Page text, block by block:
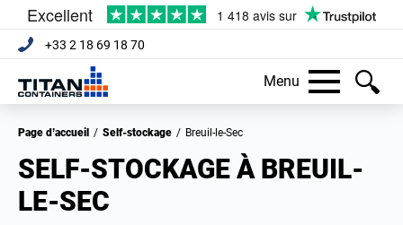
+33 2 18 69 18 70
Menu
Page d’accueil / Self-stockage / Breuil-le-Sec
SELF-STOCKAGE À BREUIL-
LE-SEC